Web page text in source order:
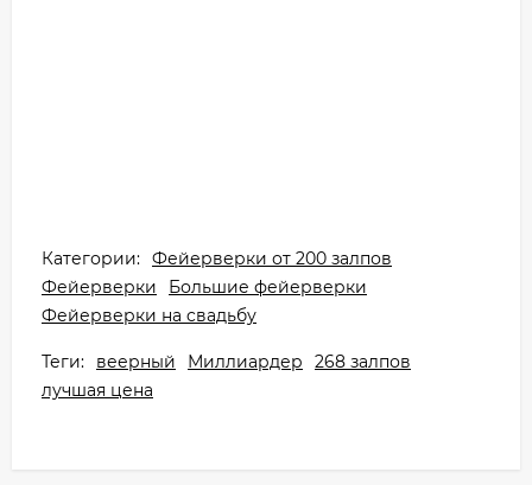
Категории: Фейерверки от 200 залпов
Фейерверки
Большие фейерверки
Фейерверки на cвадьбу
Теги: веерный Миллиардер
268 залпов
лучшая цена